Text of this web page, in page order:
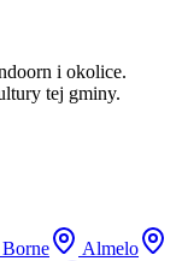
i okolice.
tej gminy.
Borne
Almelo